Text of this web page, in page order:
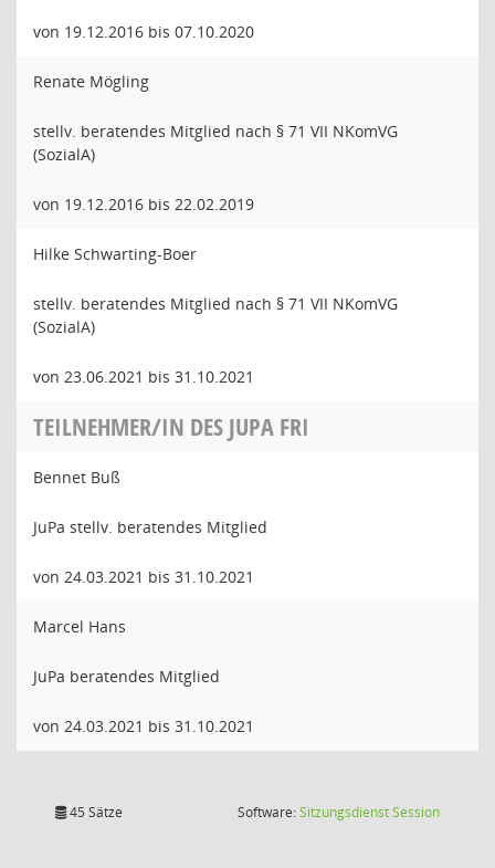
von 19.12.2016 bis 07.10.2020
Renate Mögling
stellv. beratendes Mitglied nach § 71 VII NKomVG
(SozialA)
von 19.12.2016 bis 22.02.2019
Hilke Schwarting-Boer
stellv. beratendes Mitglied nach § 71 VII NKomVG
(SozialA)
von 23.06.2021 bis 31.10.2021
TEILNEHMER/IN DES JUPA FRI
Bennet Buß
JuPa stellv. beratendes Mitglied
von 24.03.2021 bis 31.10.2021
Marcel Hans
JuPa beratendes Mitglied
von 24.03.2021 bis 31.10.2021
45 Sätze Software:SitzungsdienstSession(Wird in